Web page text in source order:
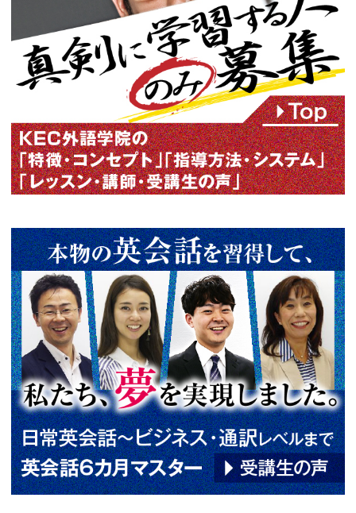
この記事の筆者
塚田 清高 Kiyotaka Tsukada
9年間にわたり多国籍企業にて
関係業務に従事。その後7年間
受験生を対象とした英語指導、
会人を対象とした英語指導に従
では受講生に英文法の本質を理
解力を伸ばす指導を行う。社会